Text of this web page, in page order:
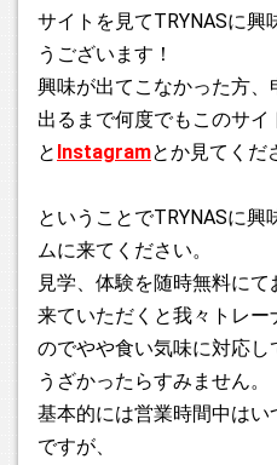
間にご入会の方は入会金無料
TRYNASまだの方も、これを
られねえ！待ってます！
2025.02.17
4月から若干、週末のタイムス
したのでそちらをご確認くだ
となりますが、土曜日は終日
ます。ということで男性も女
しください！
2025.01.06
あけましておめでとうござい
よりスタートいたします。今
いいたします。 なお、体験に
い合わせをいただいており、
サイトを見てTRYNASに興
うございます！
興味が出てこなかった方
出るまで何度でもこのサ
と Instagramとか見てくだ
ということでTRYNASに
ムに来てください。
見学、体験を随時無料にて
来ていただくと我々トレ
のでやや食い気味に対応し
うざかったらすみません。
基本的には営業時間中は
ですが、